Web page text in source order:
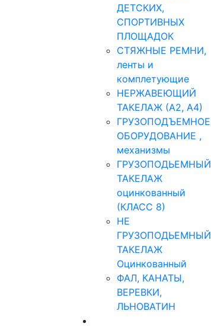
ДЕТСКИХ,
СПОРТИВНЫХ
ПЛОЩАДОК
СТЯЖНЫЕ РЕМНИ,
ленты и
комплетующие
НЕРЖАВЕЮЩИЙ
ТАКЕЛАЖ (А2, А4)
ГРУЗОПОДЪЕМНОЕ
ОБОРУДОВАНИЕ ,
механизмы
ГРУЗОПОДЬЕМНЫЙ
ТАКЕЛАЖ
оцинкованный
(КЛАСС 8)
НЕ
ГРУЗОПОДЬЕМНЫЙ
ТАКЕЛАЖ
Оцинкованный
ФАЛ, КАНАТЫ,
ВЕРЕВКИ,
ЛЬНОВАТИН